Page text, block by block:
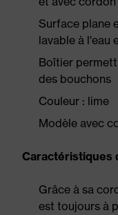
Surface plane
lavable à l'eau
Boîtier
des bouchons
Couleur : lime
Modèle avec
Caractéristiques
Grâce à sa
est toujours à